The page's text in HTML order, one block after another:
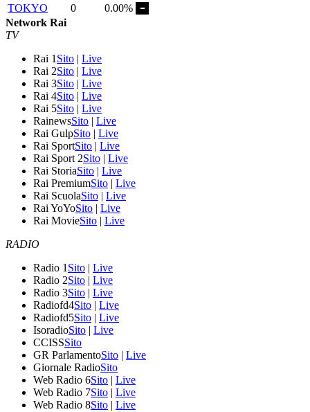
TOKYO
0
0.00%
Network Rai
TV
Rai 1 Sito | Live
Rai 2Sito | Live
Rai 3Sito | Live
Rai 4Sito | Live
Rai 5Sito | Live
RainewsSito | Live
Rai GulpSito | Live
Rai SportSito | Live
Rai Sport 2Sito | Live
Rai StoriaSito | Live
Rai PremiumSito | Live
Rai ScuolaSito | Live
Rai YoYoSito | Live
Rai MovieSito | Live
RADIO
Radio 1 Sito | Live
Radio 2Sito | Live
Radio 3Sito | Live
Radiofd4Sito | Live
Radiofd5Sito | Live
IsoradioSito | Live
CCISSSito
GR ParlamentoSito | Live
Giornale RadioSito
Web Radio 6Sito | Live
Web Radio 7Sito | Live
Web Radio 8Sito | Live